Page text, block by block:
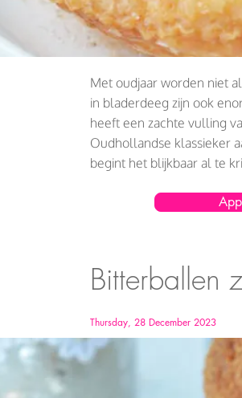
Met oudjaar worden niet
in bladerdeeg zijn ook
heeft een zachte vulling
Oudhollandse klassieker
begint het blijkbaar al te
Bitterballen
Thursday, 28 December 2023